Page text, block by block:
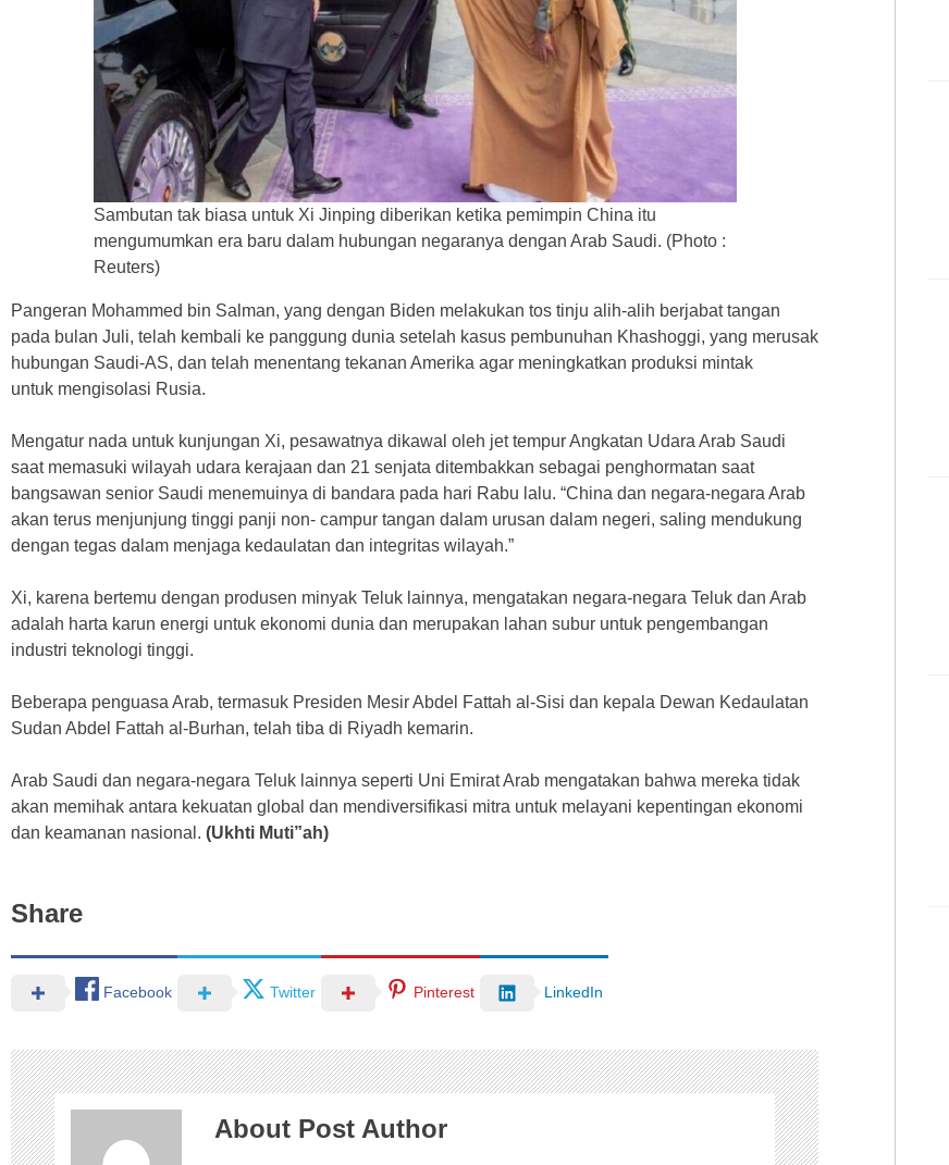
Sambutan tak biasa untuk Xi Jinping diberikan ketika pemimpin China itu
mengumumkan era baru dalam hubungan negaranya dengan Arab Saudi. (Photo :
Reuters)
Pangeran Mohammed bin Salman, yang dengan Biden melakukan tos tinju alih-alih berjabat tangan
pada bulan Juli, telah kembali ke panggung dunia setelah kasus pembunuhan Khashoggi, yang merusak
hubungan Saudi-AS, dan telah menentang tekanan Amerika agar meningkatkan produksi mintak
untuk mengisolasi Rusia.
Mengatur nada untuk kunjungan Xi, pesawatnya dikawal oleh jet tempur Angkatan Udara Arab Saudi
saat memasuki wilayah udara kerajaan dan 21 senjata ditembakkan sebagai penghormatan saat
bangsawan senior Saudi menemuinya di bandara pada hari Rabu lalu. “China dan negara-negara Arab
akan terus menjunjung tinggi panji non- campur tangan dalam urusan dalam negeri, saling mendukung
dengan tegas dalam menjaga kedaulatan dan integritas wilayah.”
Xi, karena bertemu dengan produsen minyak Teluk lainnya, mengatakan negara-negara Teluk dan Arab
adalah harta karun energi untuk ekonomi dunia dan merupakan lahan subur untuk pengembangan
industri teknologi tinggi.
Beberapa penguasa Arab, termasuk Presiden Mesir Abdel Fattah al-Sisi dan kepala Dewan Kedaulatan
Sudan Abdel Fattah al-Burhan, telah tiba di Riyadh kemarin.
Arab Saudi dan negara-negara Teluk lainnya seperti Uni Emirat Arab mengatakan bahwa mereka tidak
akan memihak antara kekuatan global dan mendiversifikasi mitra untuk melayani kepentingan ekonomi
dan keamanan nasional. (Ukhti Muti”ah)
Share
Facebook Twitter Pinterest LinkedIn
About Post Author